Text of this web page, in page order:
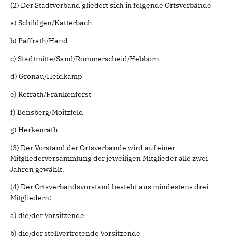
(2) Der Stadtverband gliedert sich in folgende Ortsverbände
a) Schildgen/Katterbach
b) Paffrath/Hand
c) Stadtmitte/Sand/Rommerscheid/Hebborn
d) Gronau/Heidkamp
e) Refrath/Frankenforst
f) Bensberg/Moitzfeld
g) Herkenrath
(3) Der Vorstand der Ortsverbände wird auf einer
Mitgliederversammlung der jeweiligen Mitglieder alle zwei
Jahren gewählt.
(4) Der Ortsverbandsvorstand besteht aus mindestens drei
Mitgliedern:
a) die/der Vorsitzende
b) die/der stellvertretende Vorsitzende